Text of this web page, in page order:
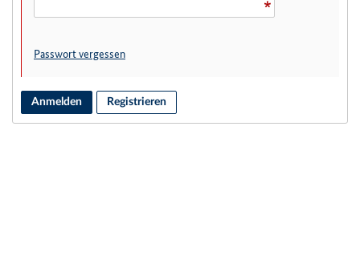
Passwort vergessen
Anmelden Registrieren